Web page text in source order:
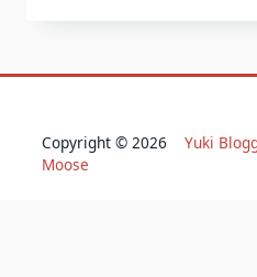
Copyright © 2026 Yuki
Moose